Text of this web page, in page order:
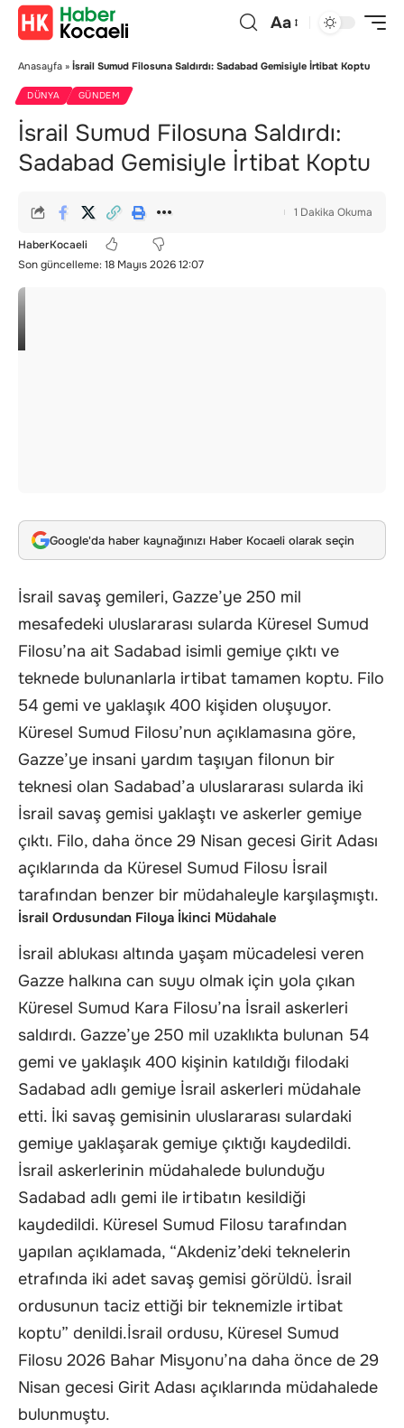
Aa
Anasayfa » İsrail Sumud Filosuna Saldırdı: Sadabad Gemisiyle İrtibat Koptu
DÜNYA GÜNDEM
İsrail Sumud Filosuna Saldırdı:
Sadabad Gemisiyle İrtibat Koptu
Son güncelleme: 18 Mayıs 2026 12:07
HaberKocaeli
1 Dakika Okuma
Google'da haber kaynağınızı Haber Kocaeli olarak seçin
İsrail savaş gemileri, Gazze’ye 250 mil
mesafedeki uluslararası sularda Küresel Sumud
Filosu’na ait Sadabad isimli gemiye çıktı ve
teknede bulunanlarla irtibat tamamen koptu. Filo
54 gemi ve yaklaşık 400 kişiden oluşuyor.
Küresel Sumud Filosu’nun açıklamasına göre,
Gazze’ye insani yardım taşıyan filonun bir
teknesi olan Sadabad’a uluslararası sularda iki
İsrail savaş gemisi yaklaştı ve askerler gemiye
çıktı. Filo, daha önce 29 Nisan gecesi Girit Adası
açıklarında da Küresel Sumud Filosu İsrail
tarafından benzer bir müdahaleyle karşılaşmıştı.
İsrail Ordusundan Filoya İkinci Müdahale
İsrail ablukası altında yaşam mücadelesi veren
Gazze halkına can suyu olmak için yola çıkan
Küresel Sumud Kara Filosu’na İsrail askerleri
saldırdı. Gazze’ye 250 mil uzaklıkta bulunan 54
gemi ve yaklaşık 400 kişinin katıldığı filodaki
Sadabad adlı gemiye İsrail askerleri müdahale
etti. İki savaş gemisinin uluslararası sulardaki
gemiye yaklaşarak gemiye çıktığı kaydedildi.
İsrail askerlerinin müdahalede bulunduğu
Sadabad adlı gemi ile irtibatın kesildiği
kaydedildi. Küresel Sumud Filosu tarafından
yapılan açıklamada, “Akdeniz’deki teknelerin
etrafında iki adet savaş gemisi görüldü. İsrail
ordusunun taciz ettiği bir teknemizle irtibat
koptu” denildi.İsrail ordusu, Küresel Sumud
Filosu 2026 Bahar Misyonu’na daha önce de 29
Nisan gecesi Girit Adası açıklarında müdahalede
bulunmuştu.